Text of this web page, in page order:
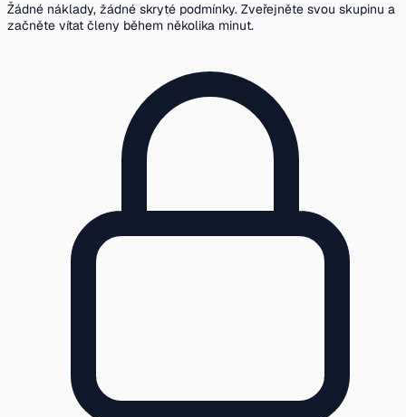
Žádné náklady, žádné skryté podmínky. Zveřejněte svou skupinu a
začněte vítat členy během několika minut.